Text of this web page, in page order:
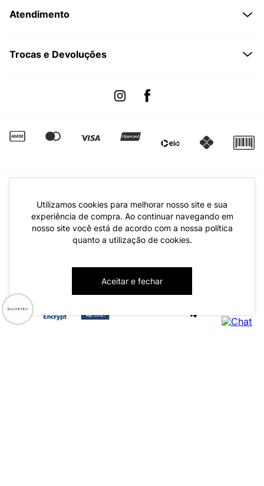
Utilizamos cookies para melhorar nosso site e sua
experiência de compra. Ao continuar navegando em
nosso site você está de acordo com a nossa política
quanto a utilização de cookies.
Aceitar e fechar
Políticas de Privacidade
Formas de Entrega
Regulamento de Promoções
Canal de Denúncias | Ética
Atendimento
Fale conosco pelo WhatsApp
Trocas e Devoluções
Av. Maria Marangoni, 391 - 89129-080 - Luiz Alves - SC